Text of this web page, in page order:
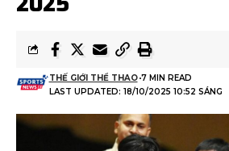
LAST UPDATED: 18/10/2025 10:52 SÁNG
THẾ GIỚI THỂ THAO 7 MIN READ